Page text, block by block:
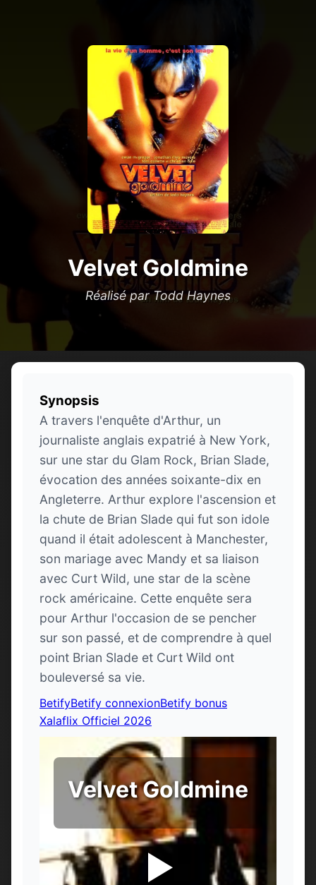
Velvet Goldmine
Réalisé par Todd Haynes
Synopsis
A travers l'enquête d'Arthur, un
journaliste anglais expatrié à New York,
sur une star du Glam Rock, Brian Slade,
évocation des années soixante-dix en
Angleterre. Arthur explore l'ascension et
la chute de Brian Slade qui fut son idole
quand il était adolescent à Manchester,
son mariage avec Mandy et sa liaison
avec Curt Wild, une star de la scène
rock américaine. Cette enquête sera
pour Arthur l'occasion de se pencher
sur son passé, et de comprendre à quel
point Brian Slade et Curt Wild ont
bouleversé sa vie.
BetifyBetify connexionBetify bonus
Xalaflix Officiel 2026
Velvet Goldmine